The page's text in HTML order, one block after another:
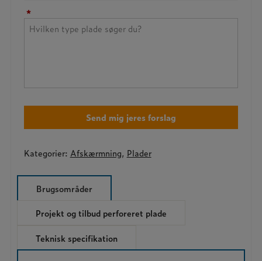
*
Kategorier: Afskærmning, Plader
Brugsområder
Projekt og tilbud perforeret plade
Teknisk specifikation